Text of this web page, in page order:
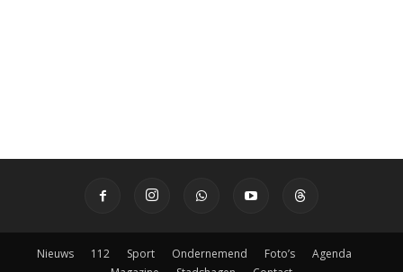
Nieuws 112 Sport Ondernemend Foto’s
Agenda